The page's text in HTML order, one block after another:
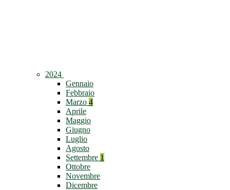
2024
Gennaio
Febbraio
Marzo 4
Aprile
Maggio
Giugno
Luglio
Agosto
Settembre 1
Ottobre
Novembre
Dicembre